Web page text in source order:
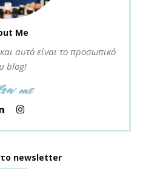
Me
αυτό είναι το προσωπικό
blog!
me
newsletter